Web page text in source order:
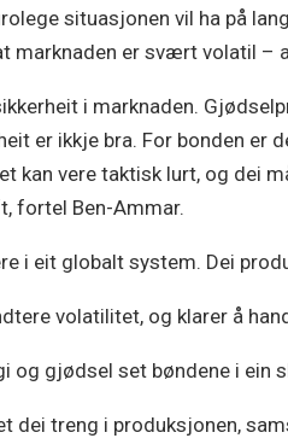
situasjonen vil ha på
marknaden er svært volatil –
i marknaden.
er ikkje bra. For bonden er
kan vere taktisk lurt, og dei
fortel Ben-Ammar.
i eit globalt system. Dei
volatilitet, og klarer å
og gjødsel set bøndene i ein
dei treng i produksjonen,